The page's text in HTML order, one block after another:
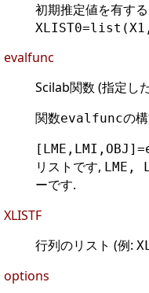
初期推定値を有す
evalfunc
Scilab関数 (指定し
関数evalfuncの
リストです, LME,
ーです.
XLISTF
行列のリスト (例:
options